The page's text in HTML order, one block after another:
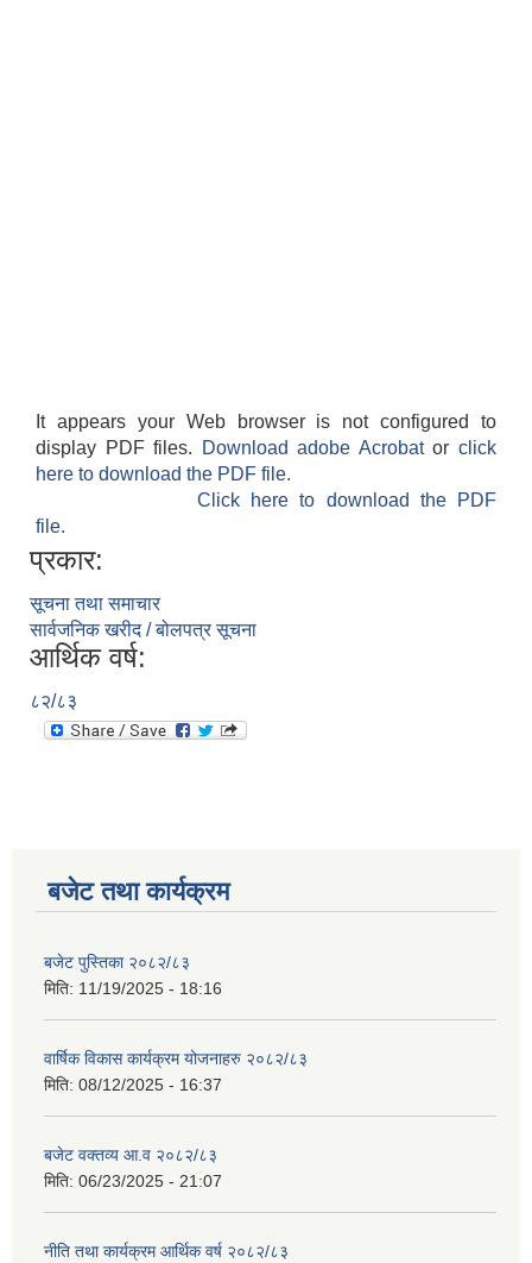
It appears your Web browser is not configured to
display PDF files.
Download adobe Acrobatorclick
here to download the PDF file.
Click here to download the PDF
file.
प्रकार:
सूचना तथा समाचार
सार्वजनिक खरीद / बोलपत्र सूचना
आर्थिक वर्ष:
८२/८३
बजेट तथा कार्यक्रम
बजेट पुस्तिका २०८२/८३
मिति: 11/19/2025 - 18:16
वार्षिक विकास कार्यक्रम योजनाहरु २०८२/८३
मिति: 08/12/2025 - 16:37
बजेट वक्तव्य आ.व २०८२/८३
मिति: 06/23/2025 - 21:07
नीति तथा कार्यक्रम आर्थिक वर्ष २०८२/८३